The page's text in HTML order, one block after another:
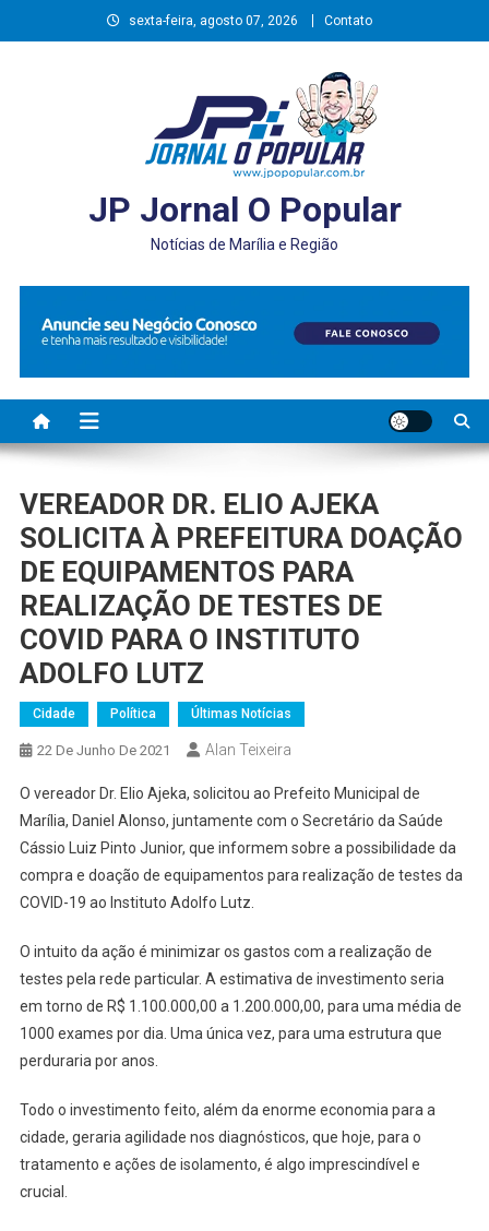
to
sexta-feira, agosto 07, 2026 Contato
JP Jornal O Popular
Notícias de Marília e Região
VEREADOR DR. ELIO AJEKA
SOLICITA À PREFEITURA DOAÇÃO
DE EQUIPAMENTOS PARA
REALIZAÇÃO DE TESTES DE
COVID PARA O INSTITUTO
ADOLFO LUTZ
Cidade Política Últimas Notícias
22 De Junho De 2021 Alan Teixeira
O vereador Dr. Elio Ajeka, solicitou ao Prefeito Municipal de
Marília, Daniel Alonso, juntamente com o Secretário da Saúde
Cássio Luiz Pinto Junior, que informem sobre a possibilidade da
compra e doação de equipamentos para realização de testes da
COVID-19 ao Instituto Adolfo Lutz.
O intuito da ação é minimizar os gastos com a realização de
testes pela rede particular. A estimativa de investimento seria
em torno de R$ 1.100.000,00 a 1.200.000,00, para uma média de
1000 exames por dia. Uma única vez, para uma estrutura que
perduraria por anos.
Todo o investimento feito, além da enorme economia para a
cidade, geraria agilidade nos diagnósticos, que hoje, para o
tratamento e ações de isolamento, é algo imprescindível e
crucial.